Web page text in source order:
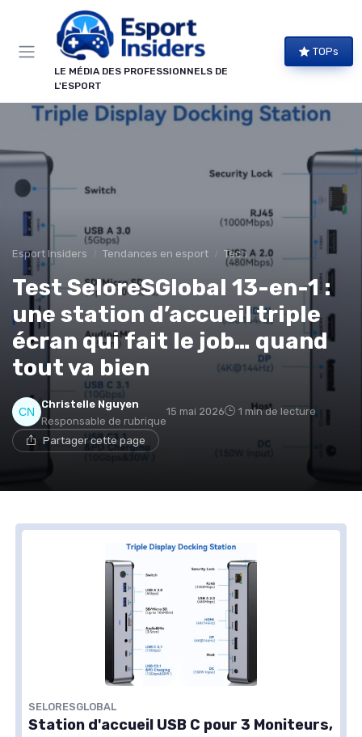
LE MÉDIA DES PROFESSIONNELS DE
L'ESPORT
TOPs
Esport Insiders Tendances en esport Tech
Test SeloreSGlobal 13-en-1 :
une station d’accueil triple
écran qui fait le job… quand
tout va bien
Christelle Nguyen
Responsable de rubrique
15 mai 2026 1 min de lecture
Partager cette page
SELORESGLOBAL
Station d'accueil USB C pour 3 Moniteurs,
Panneau de gestion des cookies